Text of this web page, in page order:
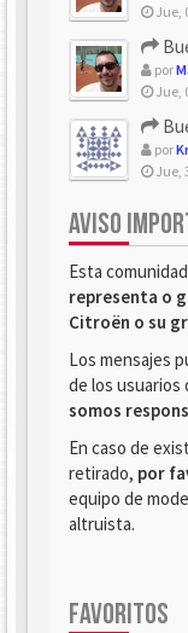
Jue,
por
Jue,
por
Jue,
AVISO
Esta
representa o
Citroën o su
Los mensajes
de los usuarios
somos
En caso de
retirado, por
equipo de
altruista.
FAVORITOS